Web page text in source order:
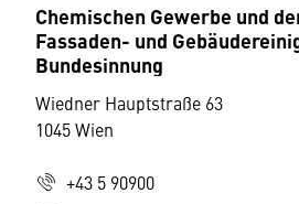
Chemischen Gewerbe und
Fassaden- und
Bundesinnung
Wiedner Hauptstraße 63
1045 Wien
+43 5 90900